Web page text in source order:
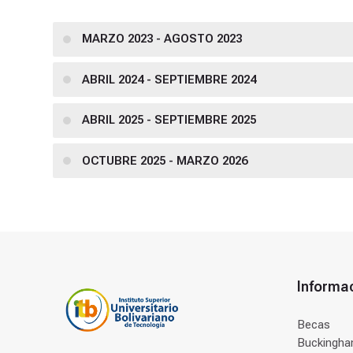
MARZO 2023 - AGOSTO 2023
ABRIL 2024 - SEPTIEMBRE 2024
ABRIL 2025 - SEPTIEMBRE 2025
OCTUBRE 2025 - MARZO 2026
Becas